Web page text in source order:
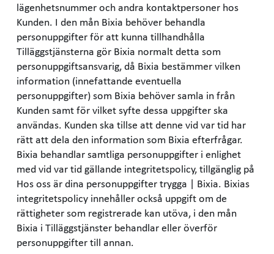
lägenhetsnummer och andra kontaktpersoner hos
Kunden. I den mån Bixia behöver behandla
personuppgifter för att kunna tillhandhålla
Tilläggstjänsterna gör Bixia normalt detta som
personuppgiftsansvarig, då Bixia bestämmer vilken
information (innefattande eventuella
personuppgifter) som Bixia behöver samla in från
Kunden samt för vilket syfte dessa uppgifter ska
användas. Kunden ska tillse att denne vid var tid har
rätt att dela den information som Bixia efterfrågar.
Bixia behandlar samtliga personuppgifter i enlighet
med vid var tid gällande integritetspolicy, tillgänglig på
Hos oss är dina personuppgifter trygga | Bixia. Bixias
integritetspolicy innehåller också uppgift om de
rättigheter som registrerade kan utöva, i den mån
Bixia i Tilläggstjänster behandlar eller överför
personuppgifter till annan.